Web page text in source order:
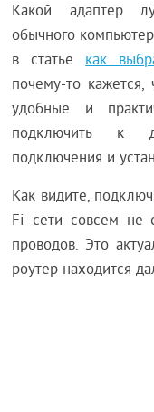
Какой адаптер
обычного
в статьекак
почему-то
удобные и
подключить к
подключения и
Как видите,
Fi сети совсем не
проводов. Это
роутер находится